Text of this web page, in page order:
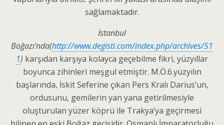
sağlamaktadır.
İstanbul
Boğazı’nda(http://www.degisti.com/index.php/archives/51
1) karşıdan karşıya kolayca geçebilme fikri, yüzyıllar
boyunca zihinleri meşgul etmiştir. M.Ö.6.yüzyılın
başlarında, İskit Seferine çıkan Pers Kralı Darius’un,
ordusunu, gemilerin yan yana getirilmesiyle
oluşturulan yüzer köprü ile Trakya’ya geçirmesi